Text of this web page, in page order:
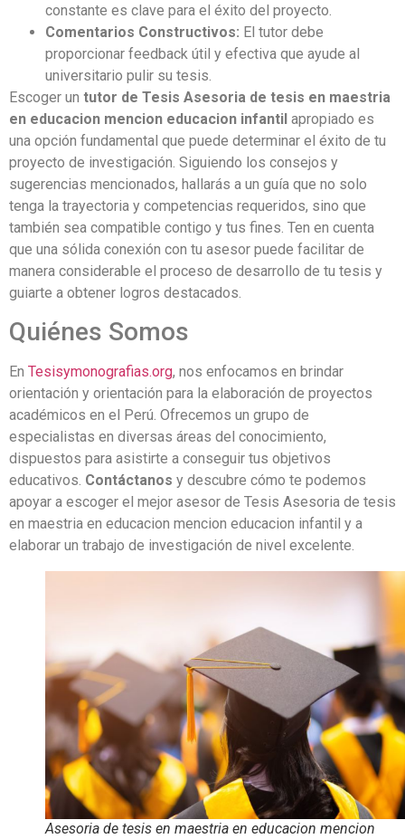
constante es clave para el éxito del proyecto.
Comentarios Constructivos: El tutor debe
proporcionar feedback útil y efectiva que ayude al
universitario pulir su tesis.
Escoger un tutor de Tesis Asesoria de tesis en maestria
en educacion mencion educacion infantil apropiado es
una opción fundamental que puede determinar el éxito de tu
proyecto de investigación. Siguiendo los consejos y
sugerencias mencionados, hallarás a un guía que no solo
tenga la trayectoria y competencias requeridos, sino que
también sea compatible contigo y tus fines. Ten en cuenta
que una sólida conexión con tu asesor puede facilitar de
manera considerable el proceso de desarrollo de tu tesis y
guiarte a obtener logros destacados.
Quiénes Somos
En Tesisymonografias.org, nos enfocamos en brindar
orientación y orientación para la elaboración de proyectos
académicos en el Perú. Ofrecemos un grupo de
especialistas en diversas áreas del conocimiento,
dispuestos para asistirte a conseguir tus objetivos
educativos. Contáctanos y descubre cómo te podemos
apoyar a escoger el mejor asesor de Tesis Asesoria de tesis
en maestria en educacion mencion educacion infantil y a
elaborar un trabajo de investigación de nivel excelente.
Asesoria de tesis en maestria en educacion mencion